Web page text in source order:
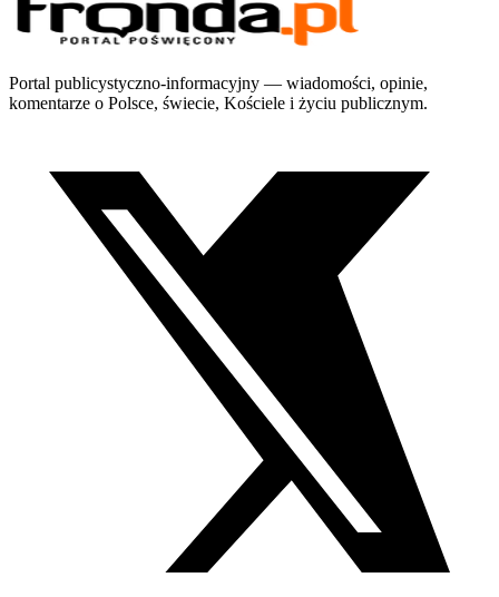
Portal publicystyczno-informacyjny — wiadomości, opinie,
komentarze o Polsce, świecie, Kościele i życiu publicznym.